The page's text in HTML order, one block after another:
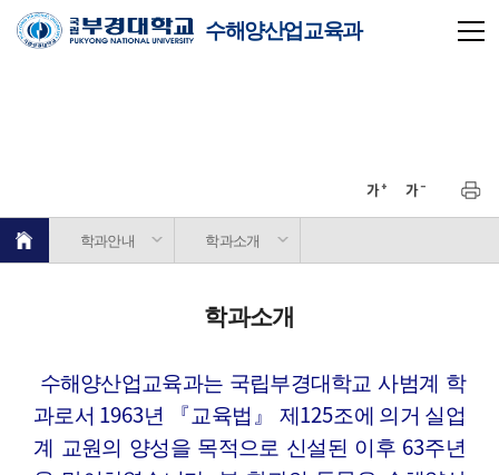
수해양산업교육과
학과안내 학과소개
학과소개
수해양산업교육과는 국립부경대학교 사범계 학
과로서 1963년 『교육법』제125조에 의거 실업
계 교원의 양성을 목적으로 신설된 이후 63주년